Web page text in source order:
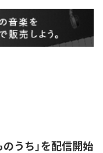
うち」を配信開始